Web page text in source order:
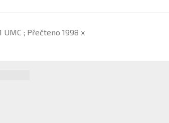
UMC ; Přečteno 1998 x